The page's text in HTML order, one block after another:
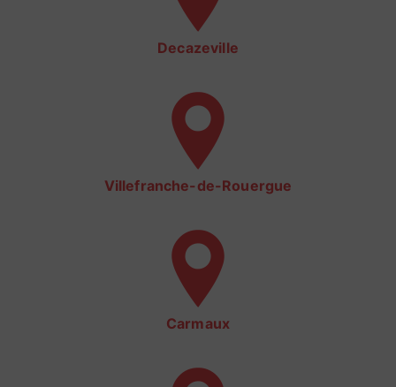
Decazeville
Villefranche-de-Rouergue
Carmaux